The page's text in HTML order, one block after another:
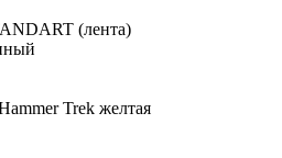
(лента)
Trek желтая